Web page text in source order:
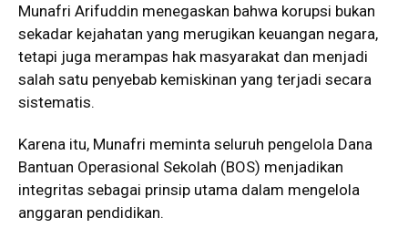
Munafri Arifuddin menegaskan bahwa korupsi bukan
sekadar kejahatan yang merugikan keuangan negara,
tetapi juga merampas hak masyarakat dan menjadi
salah satu penyebab kemiskinan yang terjadi secara
sistematis.
Karena itu, Munafri meminta seluruh pengelola Dana
Bantuan Operasional Sekolah (BOS) menjadikan
integritas sebagai prinsip utama dalam mengelola
anggaran pendidikan.